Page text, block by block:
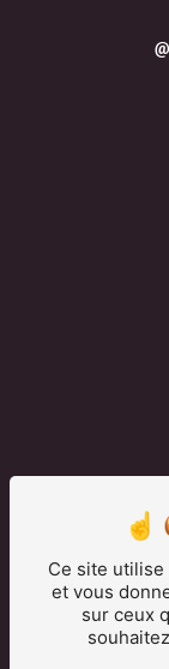
Ce site
et vous
sur ceux